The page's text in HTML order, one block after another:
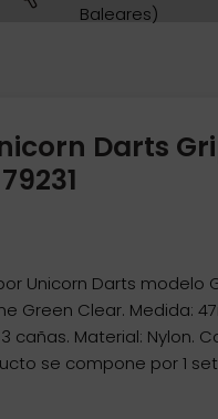
Baleares)
Darts
Unicorn Darts modelo
Green Clear. Medida:
cañas. Material: Nylon.
se compone por 1